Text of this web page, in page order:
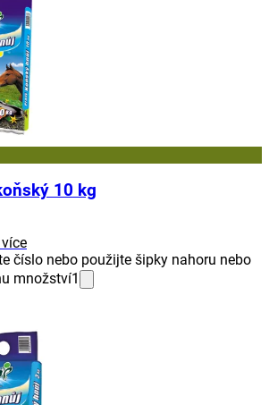
10 kg
číslo nebo použijte šipky nahoru nebo
množství1